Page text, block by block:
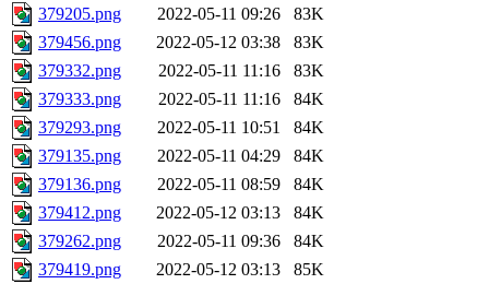
379205.png
2022-05-11 09:26
83K
379456.png
2022-05-12 03:38
83K
379332.png
2022-05-11 11:16
83K
379333.png
2022-05-11 11:16
84K
379293.png
2022-05-11 10:51
84K
379135.png
2022-05-11 04:29
84K
379136.png
2022-05-11 08:59
84K
379412.png
2022-05-12 03:13
84K
379262.png
2022-05-11 09:36
84K
379419.png
2022-05-12 03:13
85K